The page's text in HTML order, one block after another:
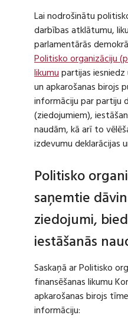
Lai nodrošinātu
darbības atklātumu,
parlamentārās
Politisko organizāciju
likumupartijas iesniedz
un apkarošanas birojs
informāciju par partiju
(ziedojumiem),
naudām, kā arī to
izdevumu deklarācijas
Politisko
saņemtie
ziedojumi,
iestāšanās
Saskaņā ar Politisko
finansēšanas likumu
apkarošanas birojs
informāciju: